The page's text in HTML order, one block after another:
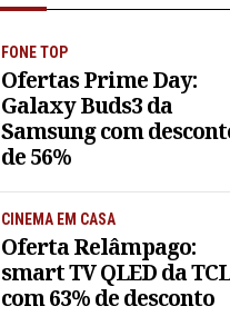
FONE TOP
Ofertas Prime Day:
Galaxy Buds3 da
Samsung com
de 56%
CINEMA EM CASA
Oferta Relâmpago:
smart TV QLED da TCL
com 63% de desconto